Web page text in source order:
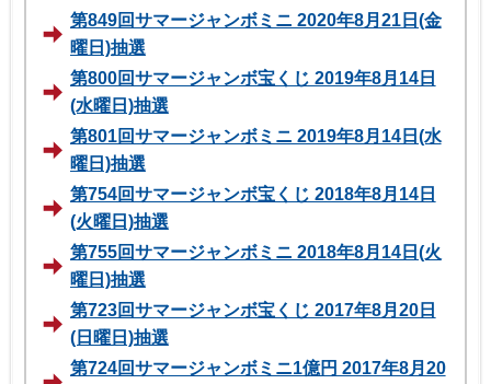
第849回サマージャンボミニ 2020年8月21日(金
曜日)抽選
第800回サマージャンボ宝くじ 2019年8月14日
(水曜日)抽選
第801回サマージャンボミニ 2019年8月14日(水
曜日)抽選
第754回サマージャンボ宝くじ 2018年8月14日
(火曜日)抽選
第755回サマージャンボミニ 2018年8月14日(火
曜日)抽選
第723回サマージャンボ宝くじ 2017年8月20日
(日曜日)抽選
第724回サマージャンボミニ1億円 2017年8月20